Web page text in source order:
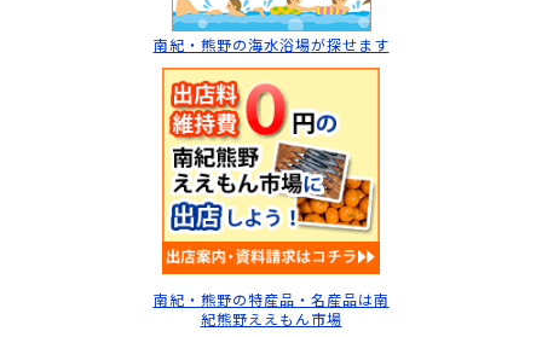
南紀・熊野の海水浴場が探せます
南紀・熊野の特産品・名産品は南
紀熊野ええもん市場